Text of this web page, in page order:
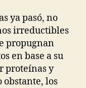
ya pasó, no
irreductibles
propugnan
en base a su
proteínas y
obstante, los